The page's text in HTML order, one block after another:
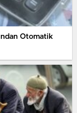
Otomatik